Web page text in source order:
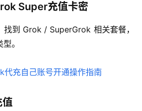
Super充值卡密
找到 Grok / SuperGrok 相关套餐，
。
值